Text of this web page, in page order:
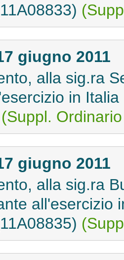
giugno 2011
alla sig.ra
in
(Suppl.
giugno 2011
alla sig.ra
all'esercizio